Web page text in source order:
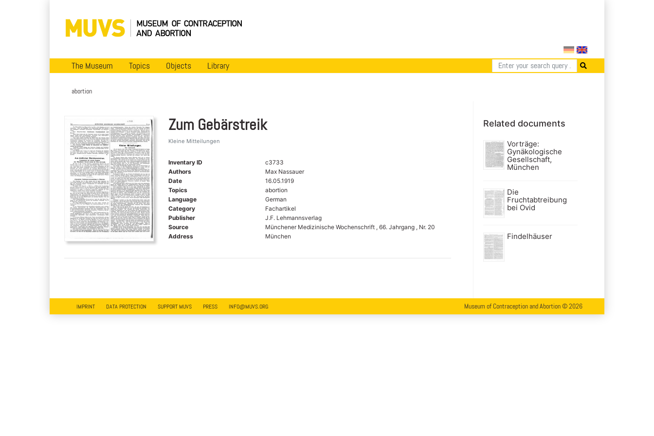
The Museum Topics Objects Library
abortion
Zum Gebärstreik
Kleine Mitteilungen
Inventary ID
c3733
Authors
Max Nassauer
Date
16.05.1919
Topics
abortion
Language
German
Category
Fachartikel
Publisher
J.F. Lehmannsverlag
Source
Münchener Medizinische Wochenschrift , 66. Jahrgang , Nr. 20
Address
München
Related documents
Vorträge:
Gynäkologische
Gesellschaft,
München
Die
Fruchtabtreibung
bei Ovid
Findelhäuser
IMPRINT DATA PROTECTION SUPPORT MUVS PRESS INFO@MUVS.ORG Museum of Contraception and Abortion © 2026